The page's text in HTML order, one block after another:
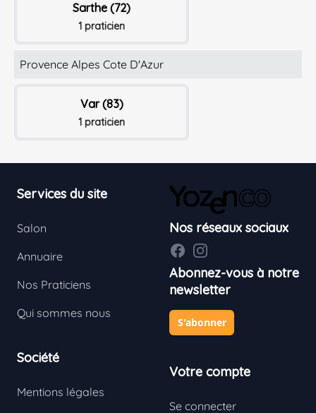
Sarthe (72)
1 praticien
Provence Alpes Cote D'Azur
Var (83)
1 praticien
Services du site
Salon
Annuaire
Nos Praticiens
Qui sommes nous
Société
Mentions légales
Nos réseaux sociaux
FacebookInstagram
Abonnez-vous à notre
newsletter
S'abonner
Votre compte
Se connecter